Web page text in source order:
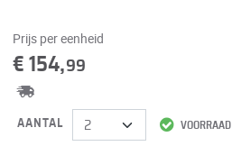
Prijs per eenheid
€ 154,99
VOORRAAD
AANTAL